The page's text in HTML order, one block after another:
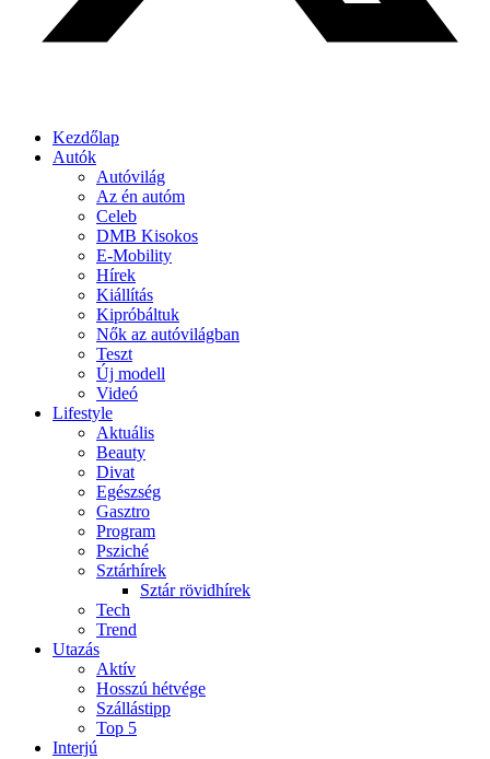
Kezdőlap
Autók
Autóvilág
Az én autóm
Celeb
DMB Kisokos
E-Mobility
Hírek
Kiállítás
Kipróbáltuk
Nők az autóvilágban
Teszt
Új modell
Videó
Lifestyle
Aktuális
Beauty
Divat
Egészség
Gasztro
Program
Psziché
Sztárhírek
Sztár rövidhírek
Tech
Trend
Utazás
Aktív
Hosszú hétvége
Szállástipp
Top 5
Interjú